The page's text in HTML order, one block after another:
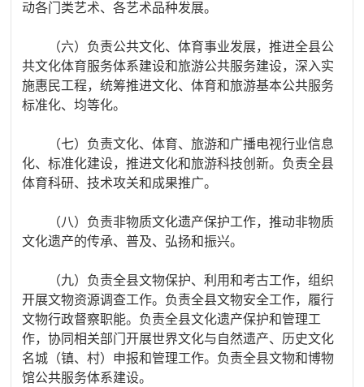
动各门类艺术、各艺术品种发展。
（六）负责公共文化、体育事业发展，推进全县公
共文化体育服务体系建设和旅游公共服务建设，深入实
施惠民工程，统筹推进文化、体育和旅游基本公共服务
标准化、均等化。
（七）负责文化、体育、旅游和广播电视行业信息
化、标准化建设，推进文化和旅游科技创新。负责全县
体育科研、技术攻关和成果推广。
（八）负责非物质文化遗产保护工作，推动非物质
文化遗产的传承、普及、弘扬和振兴。
（九）负责全县文物保护、利用和考古工作，组织
开展文物资源调查工作。负责全县文物安全工作，履行
文物行政督察职能。负责全县文化遗产保护和管理工
作，协同相关部门开展世界文化与自然遗产、历史文化
名城（镇、村）申报和管理工作。负责全县文物和博物
馆公共服务体系建设。